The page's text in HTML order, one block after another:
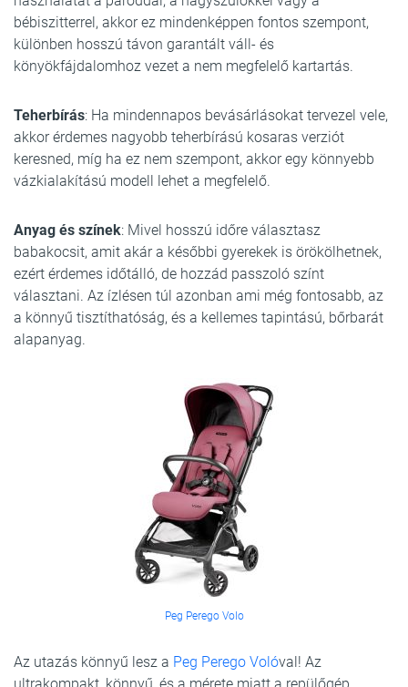
bébiszitterrel, akkor ez mindenképpen fontos szempont,
különben hosszú távon garantált váll- és
könyökfájdalomhoz vezet a nem megfelelő kartartás.
Teherbírás: Ha mindennapos bevásárlásokat tervezel vele,
akkor érdemes nagyobb teherbírású kosaras verziót
keresned, míg ha ez nem szempont, akkor egy könnyebb
vázkialakítású modell lehet a megfelelő.
Anyag és színek: Mivel hosszú időre választasz
babakocsit, amit akár a későbbi gyerekek is örökölhetnek,
ezért érdemes időtálló, de hozzád passzoló színt
választani. Az ízlésen túl azonban ami még fontosabb, az
a könnyű tisztíthatóság, és a kellemes tapintású, bőrbarát
alapanyag.
Peg Perego Volo
Az utazás könnyű lesz a Peg Perego Volóval! Az